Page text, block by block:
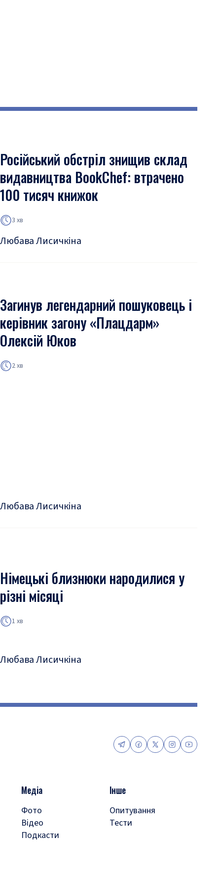
Російський обстріл знищив склад
видавництва BookChef: втрачено
100 тисяч книжок
3 хв
Любава Лисичкіна
Загинув легендарний пошуковець і
керівник загону «Плацдарм»
Олексій Юков
2 хв
Любава Лисичкіна
Німецькі близнюки народилися у
різні місяці
1 хв
Любава Лисичкіна
Медіа
Фото
Відео
Подкасти
Інше
Опитування
Тести